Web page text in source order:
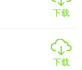
下载
下载